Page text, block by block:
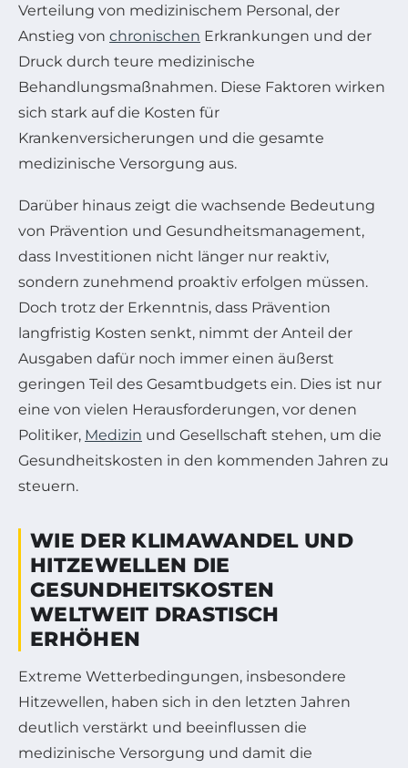
Verteilung von medizinischem Personal, der
Anstieg von chronischen Erkrankungen und der
Druck durch teure medizinische
Behandlungsmaßnahmen. Diese Faktoren wirken
sich stark auf die Kosten für
Krankenversicherungen und die gesamte
medizinische Versorgung aus.
Darüber hinaus zeigt die wachsende Bedeutung
von Prävention und Gesundheitsmanagement,
dass Investitionen nicht länger nur reaktiv,
sondern zunehmend proaktiv erfolgen müssen.
Doch trotz der Erkenntnis, dass Prävention
langfristig Kosten senkt, nimmt der Anteil der
Ausgaben dafür noch immer einen äußerst
geringen Teil des Gesamtbudgets ein. Dies ist nur
eine von vielen Herausforderungen, vor denen
Politiker, Medizin und Gesellschaft stehen, um die
Gesundheitskosten in den kommenden Jahren zu
steuern.
WIE DER KLIMAWANDEL UND
HITZEWELLEN DIE
GESUNDHEITSKOSTEN
WELTWEIT DRASTISCH
ERHÖHEN
Extreme Wetterbedingungen, insbesondere
Hitzewellen, haben sich in den letzten Jahren
deutlich verstärkt und beeinflussen die
medizinische Versorgung und damit die